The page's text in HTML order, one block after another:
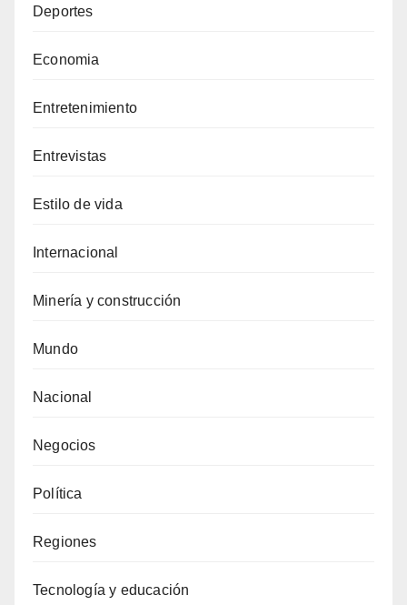
Deportes
Economia
Entretenimiento
Entrevistas
Estilo de vida
Internacional
Minería y construcción
Mundo
Nacional
Negocios
Política
Regiones
Tecnología y educación